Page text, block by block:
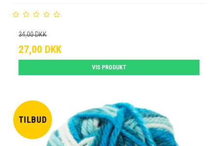
34,00 DKK
27,00 DKK
VIS PRODUKT
TILBUD